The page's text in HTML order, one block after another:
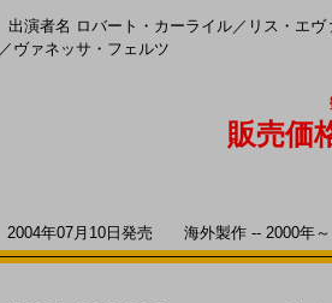
演者名 ロバート・カーライル／ リス・エヴ
／ ヴァネッサ・フェルツ
販売価
2004年07月10日発売 海外製作 -- 2000年～